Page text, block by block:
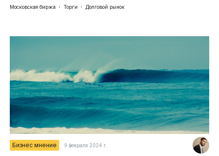
Московская биржа Торги Долговой рынок
Бизнес мнение 9 февраля 2024 г.